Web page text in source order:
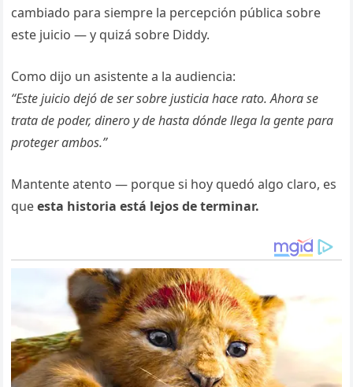
cambiado para siempre la percepción pública sobre
este juicio — y quizá sobre Diddy.
Como dijo un asistente a la audiencia:
“Este juicio dejó de ser sobre justicia hace rato. Ahora se
trata de poder, dinero y de hasta dónde llega la gente para
proteger ambos.”
Mantente atento — porque si hoy quedó algo claro, es
queesta historia está lejos de terminar.